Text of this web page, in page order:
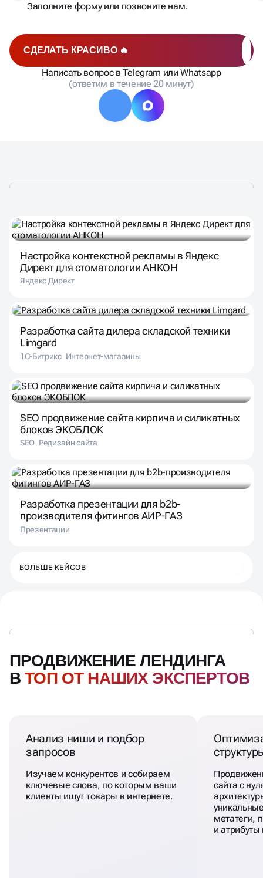
СДЕЛАТЬ КРАСИВО 🔥
Написать вопрос в Telegram или Whatsapp
(ответим в течение 20 минут)
Заполните форму или позвоните нам.
Настройка контекстной рекламы в Яндекс
Директ для стоматологии АНКОН
Яндекс Директ
Разработка сайта дилера складской техники
Limgard
1С-Битрикс Интернет-магазины
SEO продвижение сайта кирпича и силикатных
блоков ЭКОБЛОК
SEO Редизайн сайта
Разработка презентации для b2b-
производителя фитингов АИР-ГАЗ
Презентации
БОЛЬШЕ КЕЙСОВ
ПРОДВИЖЕНИЕ ЛЕНДИНГА
ВТОП ОТ НАШИХ ЭКСПЕРТОВ
Анализ ниши и подбор
запросов
Изучаем конкурентов и собираем
ключевые слова, по которым ваши
клиенты ищут товары в интернете.
сайта с
метатеги,
и